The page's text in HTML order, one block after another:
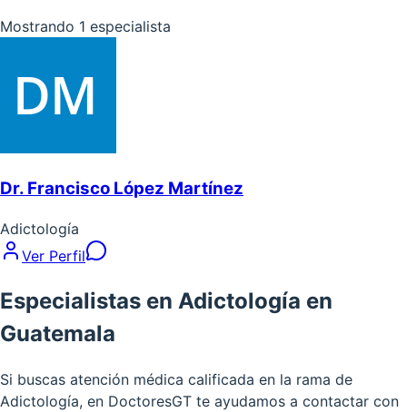
Mostrando 1 especialista
Dr. Francisco López Martínez
Adictología
Ver Perfil
Especialistas en Adictología en
Guatemala
Si buscas atención médica calificada en la rama de
Adictología, en DoctoresGT te ayudamos a contactar con